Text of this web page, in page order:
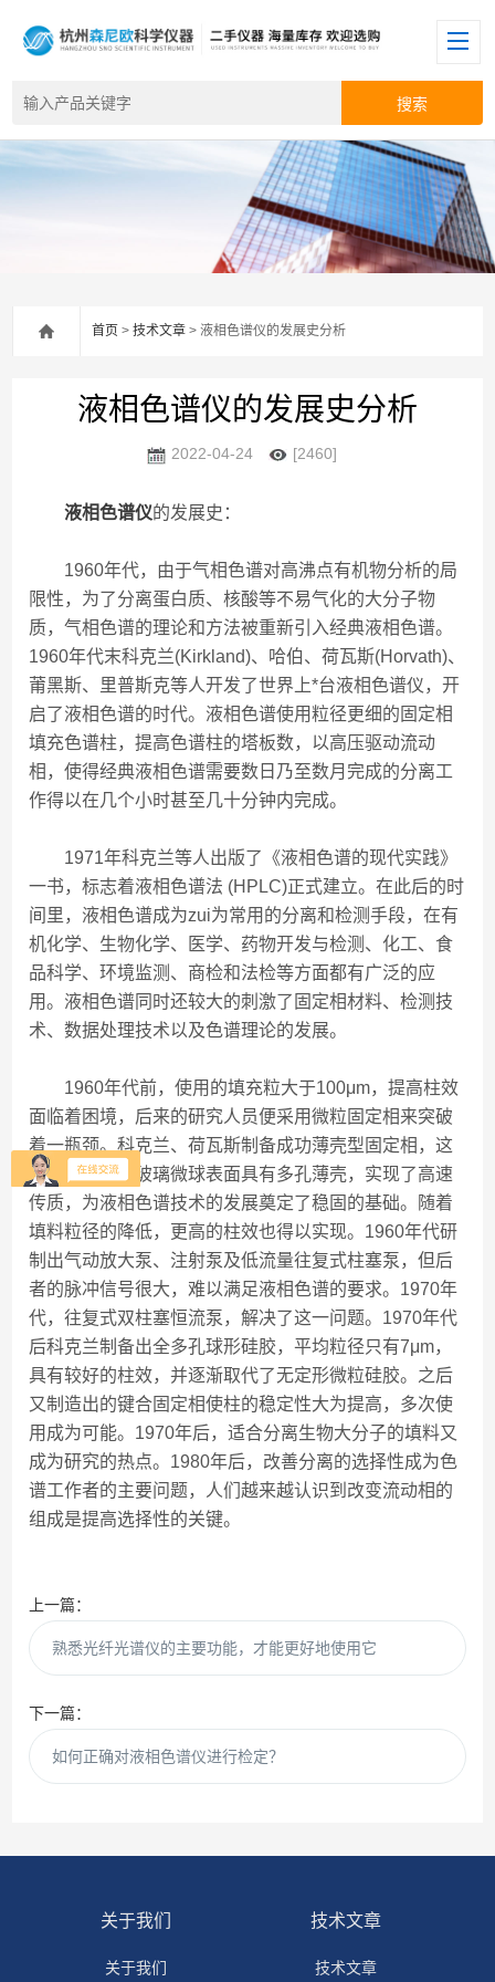
首页 >技术文章 > 液相色谱仪的发展史分析
液相色谱仪的发展史分析
2022-04-24 [2460]
液相色谱仪的发展史：
1960年代，由于气相色谱对高沸点有机物分析的局
限性，为了分离蛋白质、核酸等不易气化的大分子物
质，气相色谱的理论和方法被重新引入经典液相色谱。
1960年代末科克兰(Kirkland)、哈伯、荷瓦斯(Horvath)、
莆黑斯、里普斯克等人开发了世界上*台液相色谱仪，开
启了液相色谱的时代。液相色谱使用粒径更细的固定相
填充色谱柱，提高色谱柱的塔板数，以高压驱动流动
相，使得经典液相色谱需要数日乃至数月完成的分离工
作得以在几个小时甚至几十分钟内完成。
1971年科克兰等人出版了《液相色谱的现代实践》
一书，标志着液相色谱法 (HPLC)正式建立。在此后的时
间里，液相色谱成为zui为常用的分离和检测手段，在有
机化学、生物化学、医学、药物开发与检测、化工、食
品科学、环境监测、商检和法检等方面都有广泛的应
用。液相色谱同时还较大的刺激了固定相材料、检测技
术、数据处理技术以及色谱理论的发展。
1960年代前，使用的填充粒大于100μm，提高柱效
面临着困境，后来的研究人员便采用微粒固定相来突破
着一瓶颈。科克兰、荷瓦斯制备成功薄壳型固定相，这
种在固定相在玻璃微球表面具有多孔薄壳，实现了高速
传质，为液相色谱技术的发展奠定了稳固的基础。随着
填料粒径的降低，更高的柱效也得以实现。1960年代研
制出气动放大泵、注射泵及低流量往复式柱塞泵，但后
者的脉冲信号很大，难以满足液相色谱的要求。1970年
代，往复式双柱塞恒流泵，解决了这一问题。1970年代
后科克兰制备出全多孔球形硅胶，平均粒径只有7μm，
具有较好的柱效，并逐渐取代了无定形微粒硅胶。之后
又制造出的键合固定相使柱的稳定性大为提高，多次使
用成为可能。1970年后，适合分离生物大分子的填料又
成为研究的热点。1980年后，改善分离的选择性成为色
谱工作者的主要问题，人们越来越认识到改变流动相的
组成是提高选择性的关键。
上一篇：
熟悉光纤光谱仪的主要功能，才能更好地使用它
下一篇：
如何正确对液相色谱仪进行检定？
关于我们
关于我们
技术文章
技术文章